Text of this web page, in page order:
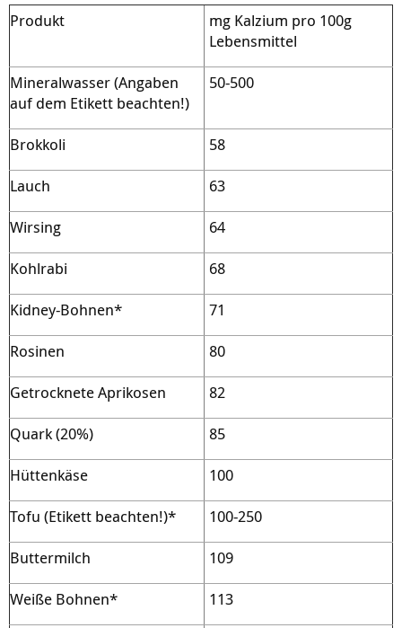
Produkt
mg Kalzium pro 100g
Lebensmittel
Mineralwasser (Angaben
auf dem Etikett beachten!)
50-500
Brokkoli
58
Lauch
63
Wirsing
64
Kohlrabi
68
Kidney-Bohnen*
71
Rosinen
80
Getrocknete Aprikosen
82
Quark (20%)
85
Hüttenkäse
100
Tofu (Etikett beachten!)*
100-250
Buttermilch
109
Weiße Bohnen*
113